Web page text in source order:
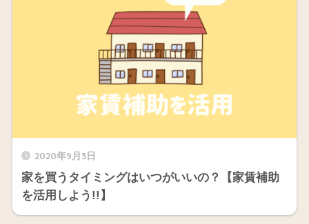
2020年9月3日
家を買うタイミングはいつがいいの？【家賃補助
を活用しよう!!】